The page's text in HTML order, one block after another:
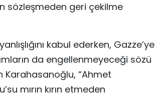
sözleşmeden geri çekilme
kabul ederken, Gazze’ye
da engellenmeyeceği sözü
Karahasanoğlu, “Ahmet
mırın kırın etmeden